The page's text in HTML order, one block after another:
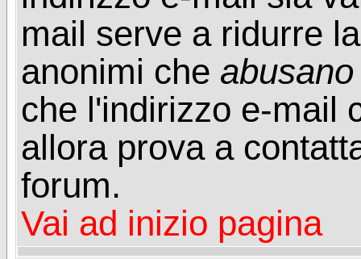
mail serve a ridurre
anonimi che abusano
che l'indirizzo e-mail
allora prova a
forum.
Vai ad inizio pagina